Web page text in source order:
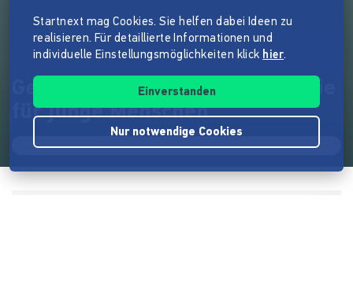
Gestaltenwandler:Zirkustherapie
für junge Menschen
Startnext mag Cookies. Sie helfen dabei Ideen zu
realisieren. Für detaillierte Informationen und
individuelle Einstellungsmöglichkeiten klick hier.
Einverstanden
Nur notwendige Cookies